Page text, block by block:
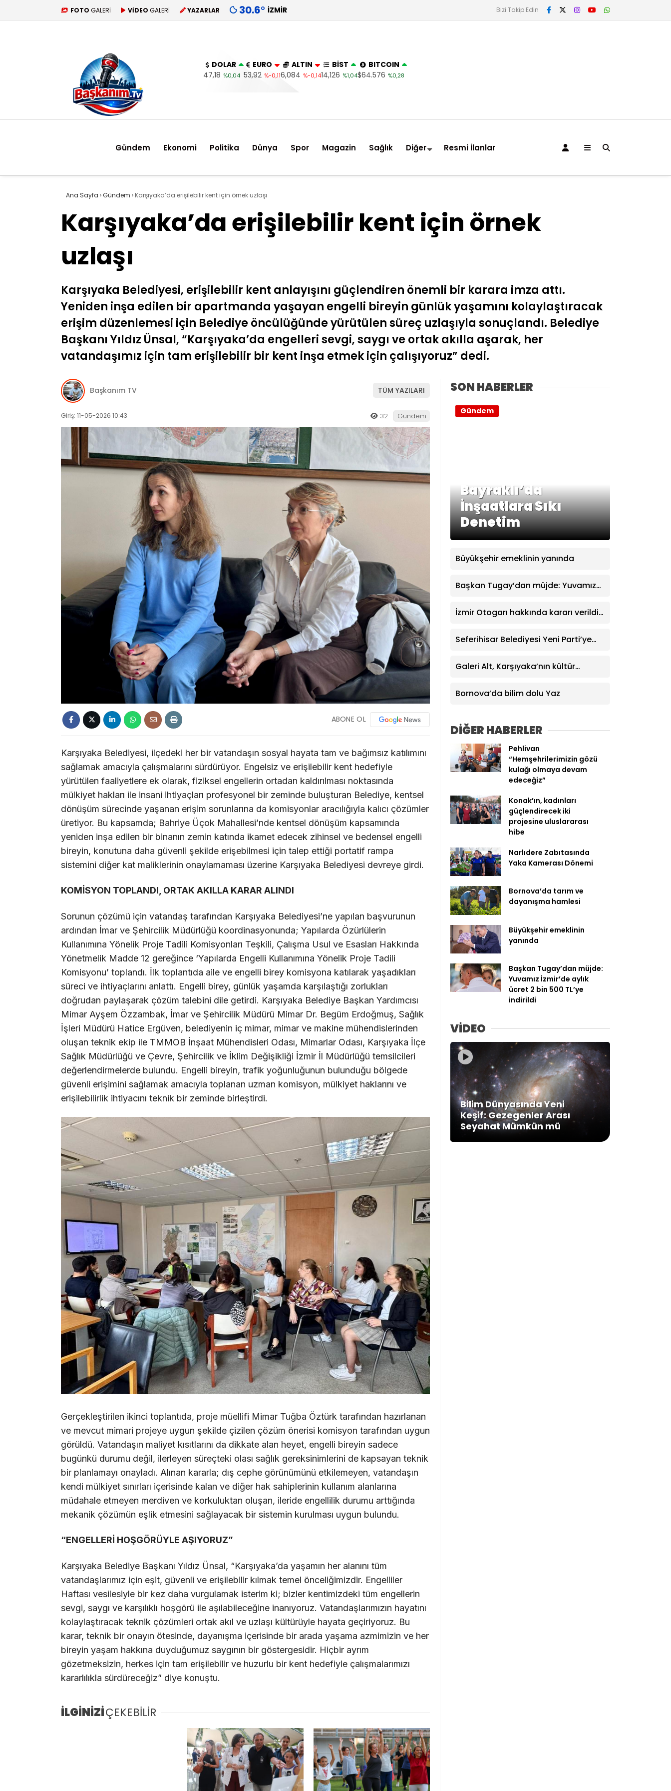
FOTO GALERİ VİDEO GALERİ YAZARLAR 30.6° İZMIR Bizi Takip Edin
DOLAR
47,18 %0,04
EURO
53,92 %-0,11
ALTIN
6,084 %-0,14
BİST
14,126 %1,04
BITCOIN
$64.576 %0,28
Gündem Ekonomi Politika Dünya Spor Magazin Sağlık Diğer Resmi İlanlar
Ana Sayfa ›Gündem › Karşıyaka’da erişilebilir kent için örnek uzlaşı
Karşıyaka’da erişilebilir kent için örnek
uzlaşı
Karşıyaka Belediyesi, erişilebilir kent anlayışını güçlendiren önemli bir karara imza attı.
Yeniden inşa edilen bir apartmanda yaşayan engelli bireyin günlük yaşamını kolaylaştıracak
erişim düzenlemesi için Belediye öncülüğünde yürütülen süreç uzlaşıyla sonuçlandı. Belediye
Başkanı Yıldız Ünsal, “Karşıyaka’da engelleri sevgi, saygı ve ortak akılla aşarak, her
vatandaşımız için tam erişilebilir bir kent inşa etmek için çalışıyoruz” dedi.
Başkanım TV TÜM YAZILARI
Giriş: 11-05-2026 10:43 32 Gündem
ABONE OL
Karşıyaka Belediyesi, ilçedeki her bir vatandaşın sosyal hayata tam ve bağımsız katılımını
sağlamak amacıyla çalışmalarını sürdürüyor. Engelsiz ve erişilebilir kent hedefiyle
yürütülen faaliyetlere ek olarak, fiziksel engellerin ortadan kaldırılması noktasında
mülkiyet hakları ile insani ihtiyaçları profesyonel bir zeminde buluşturan Belediye, kentsel
dönüşüm sürecinde yaşanan erişim sorunlarına da komisyonlar aracılığıyla kalıcı çözümler
üretiyor. Bu kapsamda; Bahriye Üçok Mahallesi’nde kentsel dönüşüm kapsamında
yeniden inşa edilen bir binanın zemin katında ikamet edecek zihinsel ve bedensel engelli
bireyin, konutuna daha güvenli şekilde erişebilmesi için talep ettiği portatif rampa
sistemini diğer kat maliklerinin onaylamaması üzerine Karşıyaka Belediyesi devreye girdi.
KOMİSYON TOPLANDI, ORTAK AKILLA KARAR ALINDI
Sorunun çözümü için vatandaş tarafından Karşıyaka Belediyesi’ne yapılan başvurunun
ardından İmar ve Şehircilik Müdürlüğü koordinasyonunda; Yapılarda Özürlülerin
Kullanımına Yönelik Proje Tadili Komisyonları Teşkili, Çalışma Usul ve Esasları Hakkında
Yönetmelik Madde 12 gereğince ‘Yapılarda Engelli Kullanımına Yönelik Proje Tadili
Komisyonu’ toplandı. İlk toplantıda aile ve engelli birey komisyona katılarak yaşadıkları
süreci ve ihtiyaçlarını anlattı. Engelli birey, günlük yaşamda karşılaştığı zorlukları
doğrudan paylaşarak çözüm talebini dile getirdi. Karşıyaka Belediye Başkan Yardımcısı
Mimar Ayşem Özzambak, İmar ve Şehircilik Müdürü Mimar Dr. Begüm Erdoğmuş, Sağlık
İşleri Müdürü Hatice Ergüven, belediyenin iç mimar, mimar ve makine mühendislerinden
oluşan teknik ekip ile TMMOB İnşaat Mühendisleri Odası, Mimarlar Odası, Karşıyaka İlçe
Sağlık Müdürlüğü ve Çevre, Şehircilik ve İklim Değişikliği İzmir İl Müdürlüğü temsilcileri
değerlendirmelerde bulundu. Engelli bireyin, trafik yoğunluğunun bulunduğu bölgede
güvenli erişimini sağlamak amacıyla toplanan uzman komisyon, mülkiyet haklarını ve
erişilebilirlik ihtiyacını teknik bir zeminde birleştirdi.
Gerçekleştirilen ikinci toplantıda, proje müellifi Mimar Tuğba Öztürk tarafından hazırlanan
ve mevcut mimari projeye uygun şekilde çizilen çözüm önerisi komisyon tarafından uygun
görüldü. Vatandaşın maliyet kısıtlarını da dikkate alan heyet, engelli bireyin sadece
bugünkü durumu değil, ilerleyen süreçteki olası sağlık gereksinimlerini de kapsayan teknik
bir planlamayı onayladı. Alınan kararla; dış cephe görünümünü etkilemeyen, vatandaşın
kendi mülkiyet sınırları içerisinde kalan ve diğer hak sahiplerinin kullanım alanlarına
müdahale etmeyen merdiven ve korkuluktan oluşan, ileride engellilik durumu arttığında
mekanik çözümün eşlik etmesini sağlayacak bir sistemin kurulması uygun bulundu.
“ENGELLERİ HOŞGÖRÜYLE AŞIYORUZ”
Karşıyaka Belediye Başkanı Yıldız Ünsal, “Karşıyaka’da yaşamın her alanını tüm
vatandaşlarımız için eşit, güvenli ve erişilebilir kılmak temel önceliğimizdir. Engelliler
Haftası vesilesiyle bir kez daha vurgulamak isterim ki; bizler kentimizdeki tüm engellerin
sevgi, saygı ve karşılıklı hoşgörü ile aşılabileceğine inanıyoruz. Vatandaşlarımızın hayatını
kolaylaştıracak teknik çözümleri ortak akıl ve uzlaşı kültürüyle hayata geçiriyoruz. Bu
karar, teknik bir onayın ötesinde, dayanışma içerisinde bir arada yaşama azmimizin ve her
bireyin yaşam hakkına duyduğumuz saygının bir göstergesidir. Hiçbir ayrım
gözetmeksizin, herkes için tam erişilebilir ve huzurlu bir kent hedefiyle çalışmalarımızı
kararlılıkla sürdüreceğiz” diye konuştu.
İLGİNİZİÇEKEBİLİR
SON HABERLER
Bayraklı’da
İnşaatlara Sıkı
Denetim
Gündem
Büyükşehir emeklinin yanında
Başkan Tugay’dan müjde: Yuvamız
indirildi
İzmir Otogarı hakkında kararı verildi:
Seferihisar Belediyesi Yeni Parti’ye
Galeri Alt, Karşıyaka’nın kültür
Bornova’da bilim dolu Yaz
DİĞER HABERLER
Pehlivan
“Hemşehrilerimizin gözü
kulağı olmaya devam
edeceğiz”
Konak’ın, kadınları
güçlendirecek iki
projesine uluslararası
hibe
Narlıdere Zabıtasında
Yaka Kamerası Dönemi
Bornova’da tarım ve
dayanışma hamlesi
Büyükşehir emeklinin
yanında
Başkan Tugay’dan müjde:
Yuvamız İzmir’de aylık
ücret 2 bin 500 TL’ye
indirildi
VİDEO
Bilim Dünyasında Yeni
Keşif: Gezegenler Arası
Seyahat Mümkün mü